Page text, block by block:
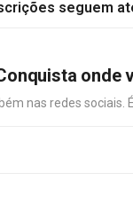
seguem
onde
nas redes sociais.